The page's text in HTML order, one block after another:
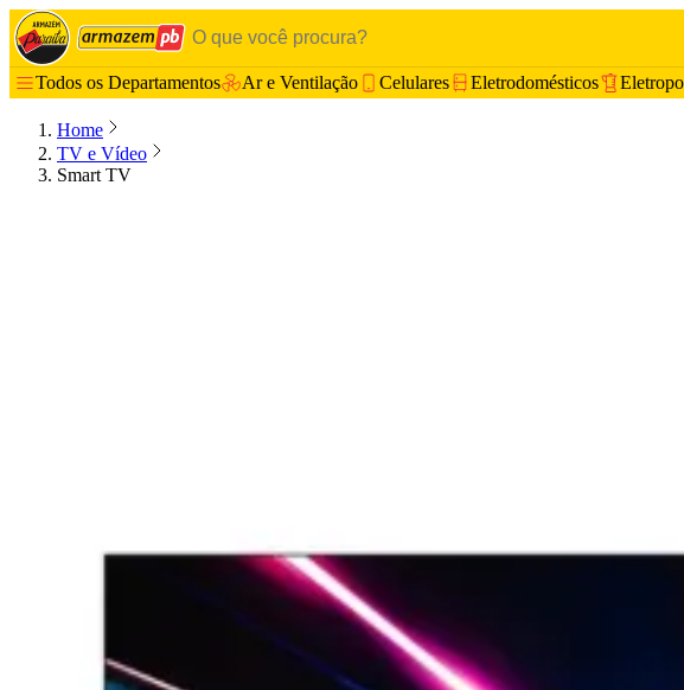
Todos os Departamentos Ar e Ventilação Celulares Eletrodomésticos
Home
TV e Vídeo
Smart TV